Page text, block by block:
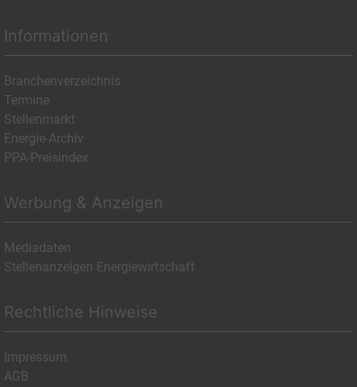
Informationen
Branchenverzeichnis
Termine
Stellenmarkt
Energie-Archiv
PPA-Preisindex
Werbung & Anzeigen
Mediadaten
Stellenanzeigen Energiewirtschaft
Rechtliche Hinweise
Impressum
AGB